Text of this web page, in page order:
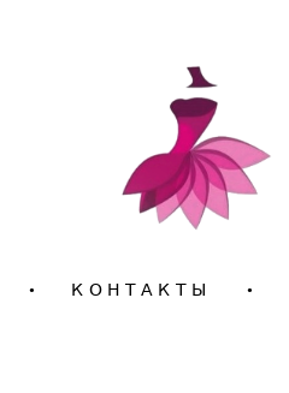
• КОНТАКТЫ •